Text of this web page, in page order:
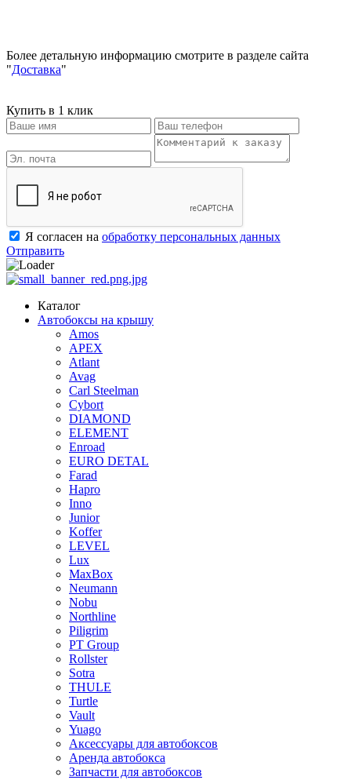
Более детальную информацию смотрите в разделе сайта
"Доставка"
Купить в 1 клик
Я согласен на обработку персональных данных
Отправить
Каталог
Автобоксы на крышу
Amos
APEX
Atlant
Avag
Carl Steelman
Cybort
DIAMOND
ELEMENT
Enroad
EURO DETAL
Farad
Hapro
Inno
Junior
Koffer
LEVEL
Lux
MaxBox
Neumann
Nobu
Northline
Piligrim
PT Group
Rollster
Sotra
THULE
Turtle
Vault
Yuago
Аксессуары для автобоксов
Аренда автобокса
Запчасти для автобоксов